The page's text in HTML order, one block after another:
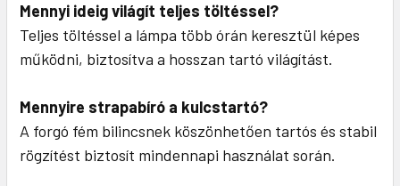
Mennyi ideig világít teljes töltéssel?
Teljes töltéssel a lámpa több órán keresztül képes
működni, biztosítva a hosszan tartó világítást.
Mennyire strapabíró a kulcstartó?
A forgó fém bilincsnek köszönhetően tartós és stabil
rögzítést biztosít mindennapi használat során.